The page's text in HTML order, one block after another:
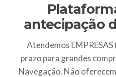
antecipação
Atendemos EMPRESAS
prazo para grandes
Navegação. Não